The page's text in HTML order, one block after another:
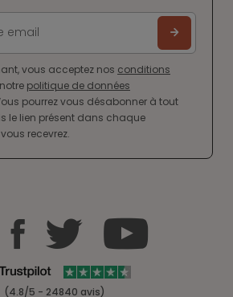
vous acceptez nos conditions
politique de données
pourrez vous désabonner à tout
le lien présent dans chaque
recevrez.
(4.8/5 - 24840 avis)